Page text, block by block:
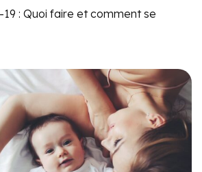
: Quoi faire et comment se